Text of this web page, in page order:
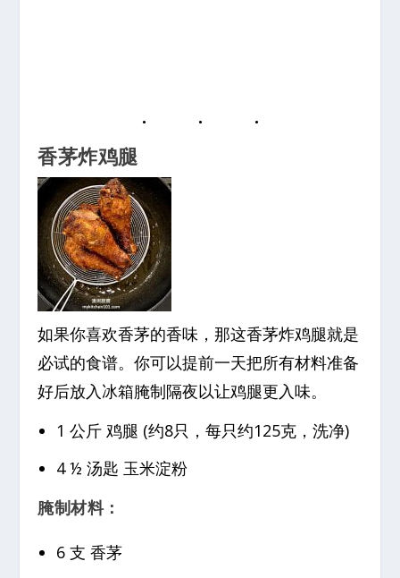
香茅炸鸡腿
如果你喜欢香茅的香味，那这香茅炸鸡腿就是
必试的食谱。你可以提前一天把所有材料准备
好后放入冰箱腌制隔夜以让鸡腿更入味。
1 公斤 鸡腿 (约8只，每只约125克，洗净)
4 ½ 汤匙 玉米淀粉
腌制材料：
6 支 香茅